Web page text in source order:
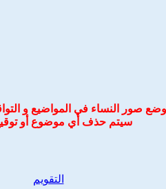
وضع صور النساء في المواضيع و
سيتم حذف أي موضوع أو
التقويم